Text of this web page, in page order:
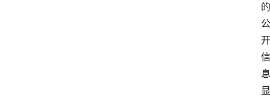
的
公
开
信
息
显